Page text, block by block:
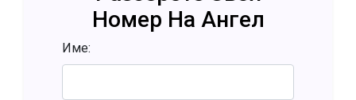
Номер На Ангел
Име: